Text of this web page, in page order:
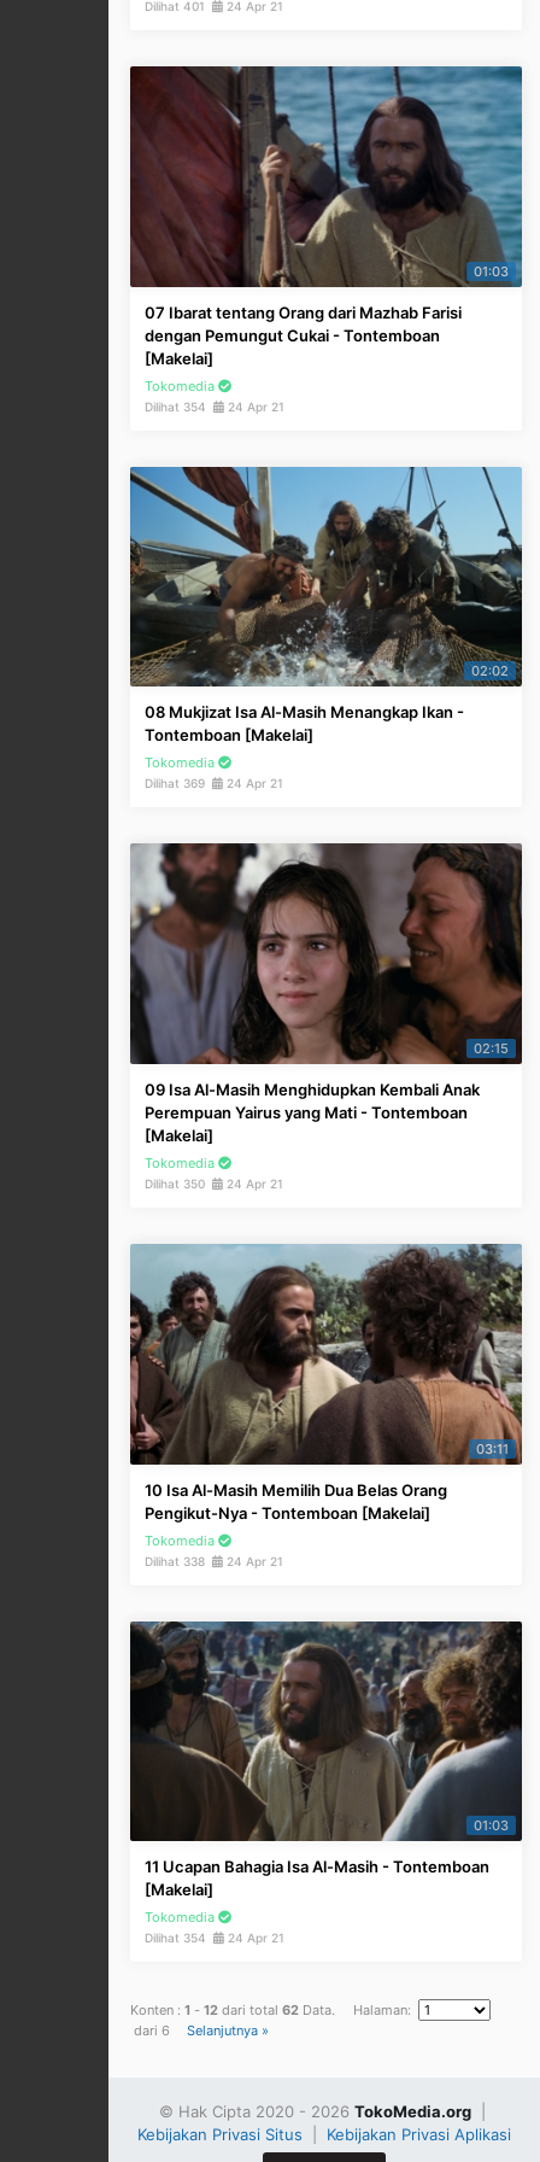
Dilihat 401 24 Apr 21
01:03
07 Ibarat tentang Orang dari Mazhab Farisi
dengan Pemungut Cukai - Tontemboan
[Makelai]
Tokomedia
Dilihat 354 24 Apr 21
02:02
08 Mukjizat Isa Al-Masih Menangkap Ikan -
Tontemboan [Makelai]
Tokomedia
Dilihat 369 24 Apr 21
02:15
09 Isa Al-Masih Menghidupkan Kembali Anak
Perempuan Yairus yang Mati - Tontemboan
[Makelai]
Tokomedia
Dilihat 350 24 Apr 21
03:11
10 Isa Al-Masih Memilih Dua Belas Orang
Pengikut-Nya - Tontemboan [Makelai]
Tokomedia
Dilihat 338 24 Apr 21
01:03
11 Ucapan Bahagia Isa Al-Masih - Tontemboan
[Makelai]
Tokomedia
Dilihat 354 24 Apr 21
Konten : 1 - 12 dari total 62 Data. Halaman:
dari 6
Selanjutnya »
© Hak Cipta 2020 - 2026 TokoMedia.org|
Kebijakan Privasi Situs
Kebijakan Privasi Aplikasi